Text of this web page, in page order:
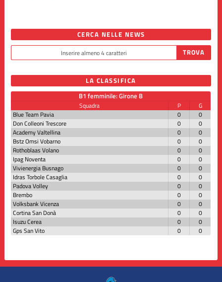
CERCA NELLE NEWS
LA CLASSIFICA
B1 femminile: Girone B
Squadra P
G
Blue Team Pavia
0
0
Don Colleoni Trescore
0
0
Academy Valtellina
0
0
Bstz Omsi Vobarno
0
0
Rothoblaas Volano
0
0
Ipag Noventa
0
0
Vivienergia Busnago
0
0
Idras Torbole Casaglia
0
0
Padova Volley
0
0
Brembo
0
0
Volksbank Vicenza
0
0
Cortina San Donà
0
0
Isuzu Cerea
0
0
Gps San Vito
0 0